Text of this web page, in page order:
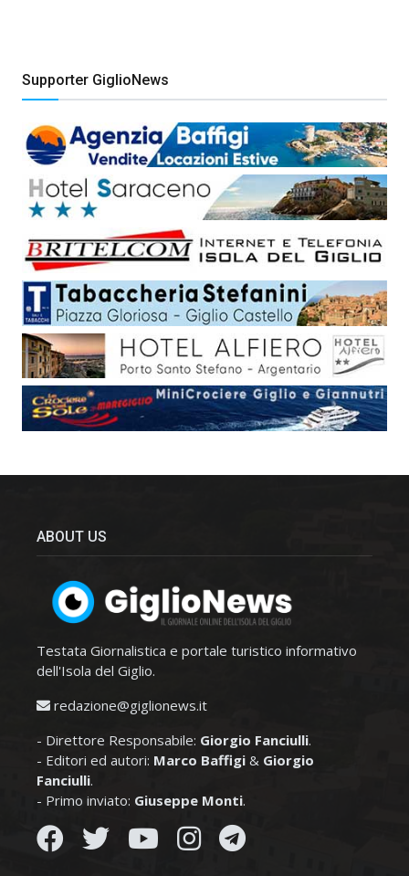
Supporter GiglioNews
ABOUT US
Testata Giornalistica e portale turistico informativo
dell'Isola del Giglio.
redazione@giglionews.it
- Direttore Responsabile: Giorgio Fanciulli.
- Editori ed autori: Marco Baffigi & Giorgio
Fanciulli.
- Primo inviato: Giuseppe Monti.